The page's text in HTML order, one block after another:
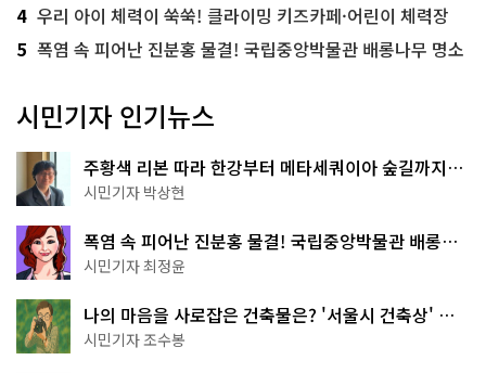
4 우리 아이 체력이 쑥쑥! 클라이밍 키즈카페·어린이 체력장
5 폭염 속 피어난 진분홍 물결! 국립중앙박물관 배롱나무 명소
시민기자 인기뉴스
주황색 리본 따라 한강부터 메타세쿼이아 숲길까지…
서울둘레길 15코스
시민기자 박상현
폭염 속 피어난 진분홍 물결! 국립중앙박물관 배롱나
무 명소
시민기자 최정윤
나의 마음을 사로잡은 건축물은? '서울시 건축상' 수
상작 공개!
시민기자 조수봉